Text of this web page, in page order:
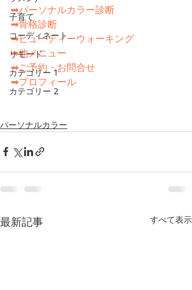
子育て
コーディネート
リモード
カテゴリー 1
カテゴリー 2
➡パーソナルカラー診断
➡骨格診断
➡ビューティーウォーキング
➡他メニュー
➡ご予約・お問合せ
➡プロフィール
パーソナルカラー
最新記事 すべて表示